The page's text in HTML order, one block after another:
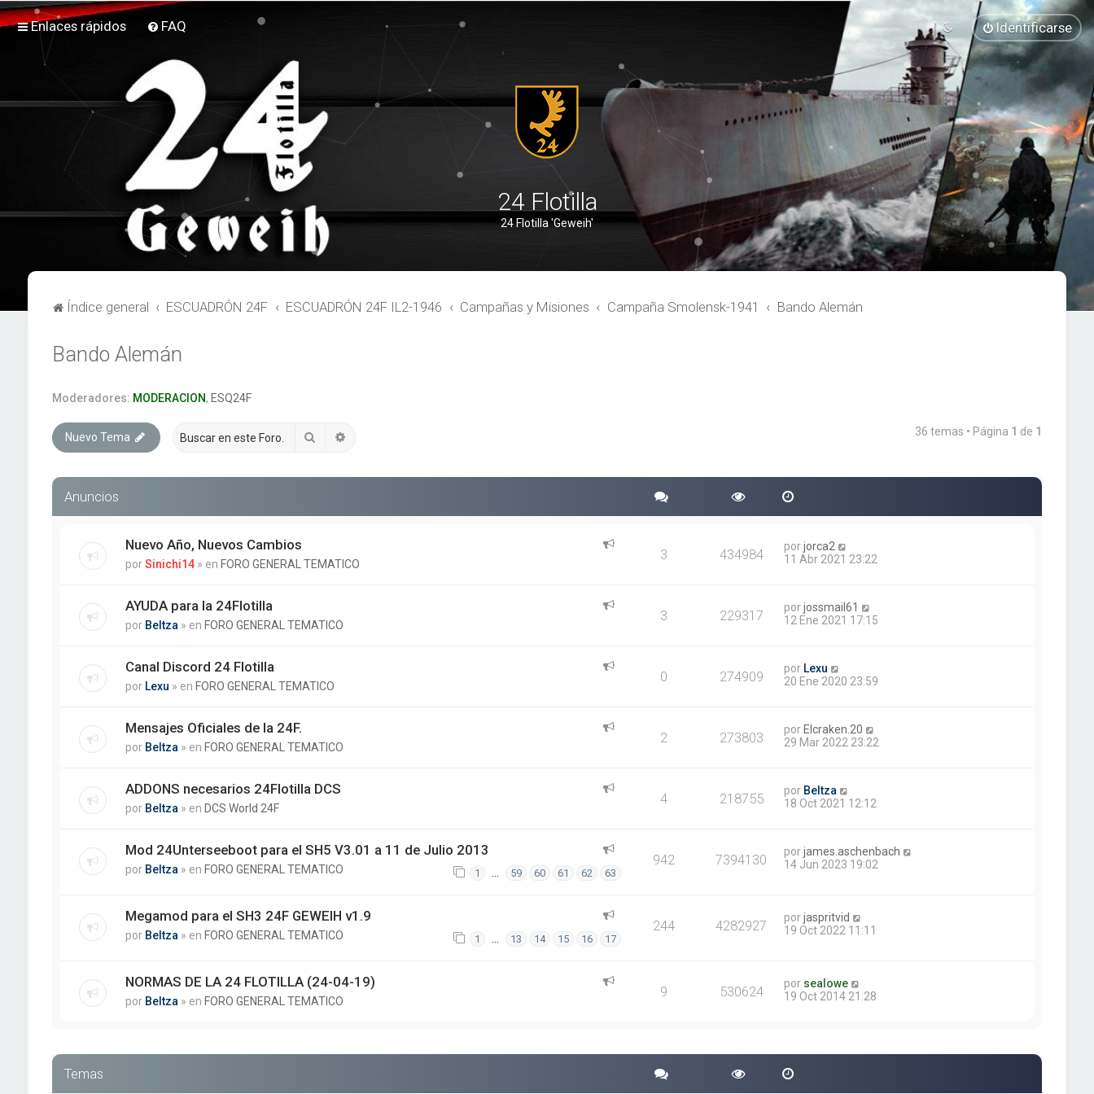
Enlaces rápidos FAQ Identificarse
24 Flotilla
24 Flotilla 'Geweih'
Índice general ESCUADRÓN 24F ESCUADRÓN 24F IL2-1946 Campañas y Misiones Campaña Smolensk-1941 Bando Alemán
Bando Alemán
Moderadores: MODERACION, ESQ24F
Nuevo Tema Buscar 36 temas • Página 1 de 1
Anuncios
Nuevo Año, Nuevos Cambios
porSinichi14 » en FORO GENERAL TEMATICO
3 434984 porjorca2
11 Abr 2021 23:22
AYUDA para la 24Flotilla
por Beltza » en FORO GENERAL TEMATICO
3 229317 porjossmail61
12 Ene 2021 17:15
Canal Discord 24 Flotilla
por Lexu » en FORO GENERAL TEMATICO
0 274909 por Lexu
20 Ene 2020 23:59
Mensajes Oficiales de la 24F.
por Beltza » en FORO GENERAL TEMATICO
2 273803 por Elcraken.20
29 Mar 2022 23:22
ADDONS necesarios 24Flotilla DCS
por Beltza » en DCS World 24F
4 218755 por Beltza
18 Oct 2021 12:12
Mod 24Unterseeboot para el SH5 V3.01 a 11 de Julio 2013
por Beltza » en FORO GENERAL TEMATICO 1 … 59 60 61 62 63
942 7394130 porjames.aschenbach
14 Jun 2023 19:02
Megamod para el SH3 24F GEWEIH v1.9
por Beltza » en FORO GENERAL TEMATICO 1 … 13 14 15 16 17
244 4282927 porjaspritvid
19 Oct 2022 11:11
NORMAS DE LA 24 FLOTILLA (24-04-19)
por Beltza » en FORO GENERAL TEMATICO
9 530624 por sealowe
19 Oct 2014 21:28
Temas